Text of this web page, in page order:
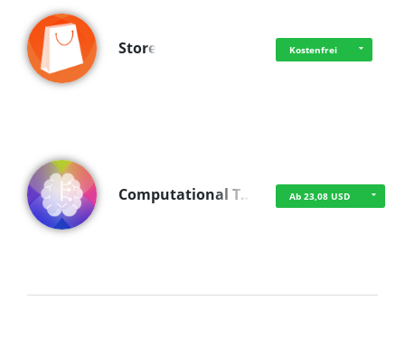
Store Kostenfrei
Computational T… Ab 23,08 USD